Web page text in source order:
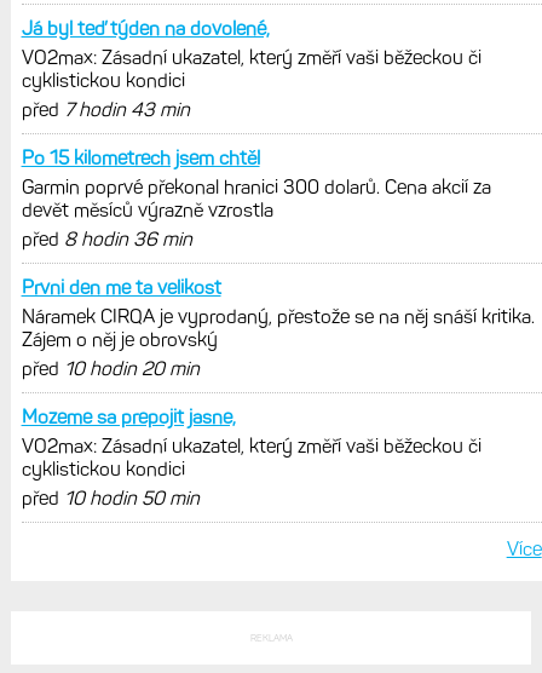
AKTUÁLNĚ NA BLOGU
Garmin poprvé překonal hranici
300 dolarů. Cena akcií za devět
měsíců výrazně vzrostla
Elektrokola s motorem Bosch se
konečně mohou propojit s Garminem.
Zatím ale jen s Edge
Model Fénix 9 ve třech variantách.
Základ, Pro a inReach. Přijde i menší
verze 43 mm a také solární MIP
VO2max: Zásadní ukazatel, který změří
vaši běžeckou či cyklistickou kondici